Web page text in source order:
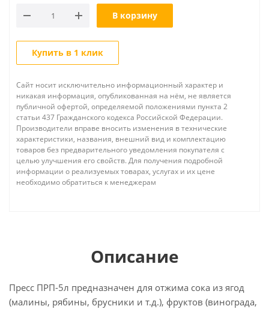
В корзину
Купить в 1 клик
Сайт носит исключительно информационный характер и
никакая информация, опубликованная на нём, не является
публичной офертой, определяемой положениями пункта 2
статьи 437 Гражданского кодекса Российской Федерации.
Производители вправе вносить изменения в технические
характеристики, названия, внешний вид и комплектацию
товаров без предварительного уведомления покупателя с
целью улучшения его свойств. Для получения подробной
информации о реализуемых товарах, услугах и их цене
необходимо обратиться к менеджерам
Описание
Пресс ПРП-5л предназначен для отжима сока из ягод
(малины, рябины, брусники и т.д.), фруктов (винограда,